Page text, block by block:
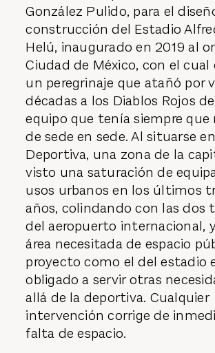
González Pulido, para el
construcción del Estadio
Helú, inaugurado en 2019 al
Ciudad de Mé­xico, con el
un peregrinaje que atañó por
décadas a los Diablos Rojos
equipo que tenía siempre que
de sede en sede. Al situarse
Deportiva, una zona de la
visto una saturación de
usos urbanos en los últimos
años, colindando con las dos
del aeropuerto internacional,
área necesitada de espacio
proyecto como el del estadio
obligado a servir otras
allá de la deportiva. Cualquier
intervención corrige de
falta de espacio.